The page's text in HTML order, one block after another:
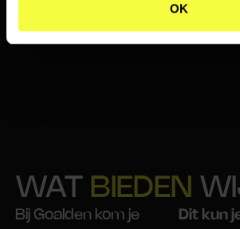
OK
WAT BIEDEN
Bij Goalden kom je
Dit kun